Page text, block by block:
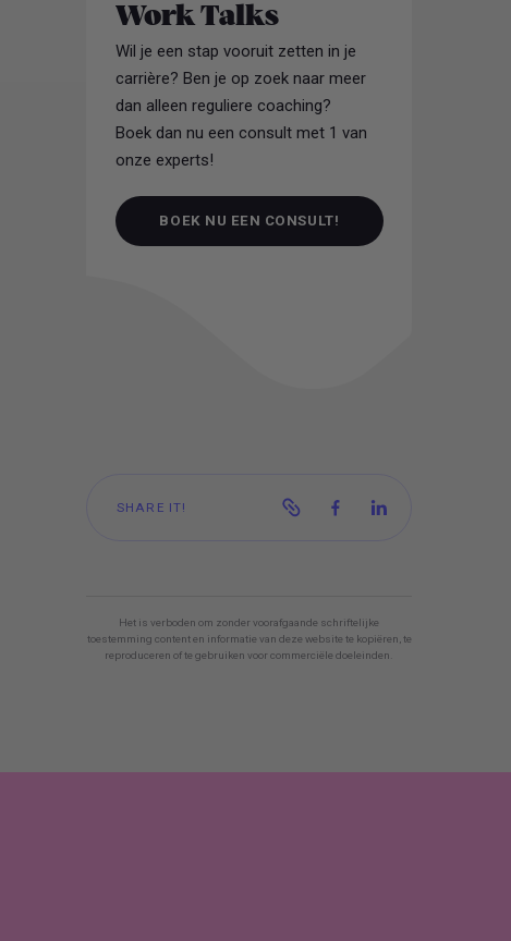
Work Talks
Wil je een stap vooruit zetten in je
carrière? Ben je op zoek naar meer
dan alleen reguliere coaching?
Boek dan nu een consult met 1 van
onze experts!
BOEK NU EEN CONSULT!
SHARE IT!
Het is verboden om zonder voorafgaande schriftelijke
toestemming content en informatie van deze website te kopiëren, te
reproduceren of te gebruiken voor commerciële doeleinden.